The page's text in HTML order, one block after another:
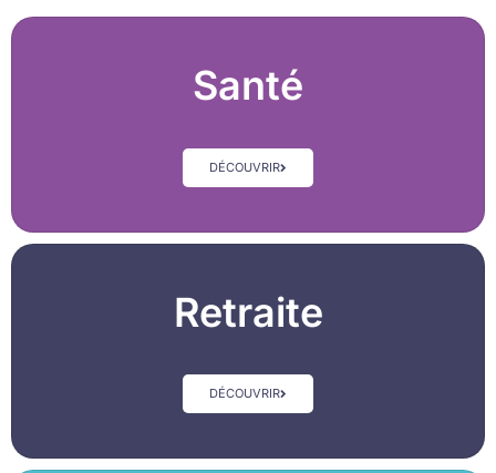
Santé
DÉCOUVRIR
Retraite
DÉCOUVRIR